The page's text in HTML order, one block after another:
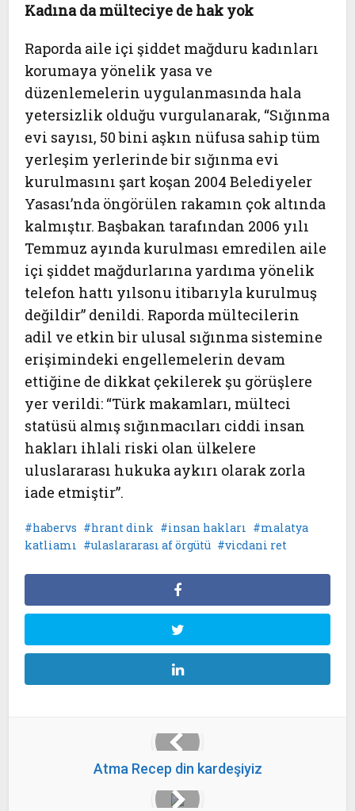
Kadına da mülteciye de hak yok
Raporda aile içi şiddet mağduru kadınları
korumaya yönelik yasa ve
düzenlemelerin uygulanmasında hala
yetersizlik olduğu vurgulanarak, “Sığınma
evi sayısı, 50 bini aşkın nüfusa sahip tüm
yerleşim yerlerinde bir sığınma evi
kurulmasını şart koşan 2004 Belediyeler
Yasası’nda öngörülen rakamın çok altında
kalmıştır. Başbakan tarafından 2006 yılı
Temmuz ayında kurulması emredilen aile
içi şiddet mağdurlarına yardıma yönelik
telefon hattı yılsonu itibarıyla kurulmuş
değildir” denildi. Raporda mültecilerin
adil ve etkin bir ulusal sığınma sistemine
erişimindeki engellemelerin devam
ettiğine de dikkat çekilerek şu görüşlere
yer verildi: “Türk makamları, mülteci
statüsü almış sığınmacıları ciddi insan
hakları ihlali riski olan ülkelere
uluslararası hukuka aykırı olarak zorla
iade etmiştir”.
habervs hrant dink insan hakları
malatya
katliamı
ulaslararası af örgütü vicdani ret
Atma Recep din kardeşiyiz